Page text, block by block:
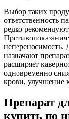
Выбор таких
ответственность
редко
непереносимость.
назначают
расширяет
одновременно
крови, улучшение
Препарат
купить по